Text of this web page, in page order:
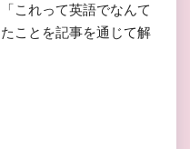
これって英語でなんて
ことを記事を通じて解